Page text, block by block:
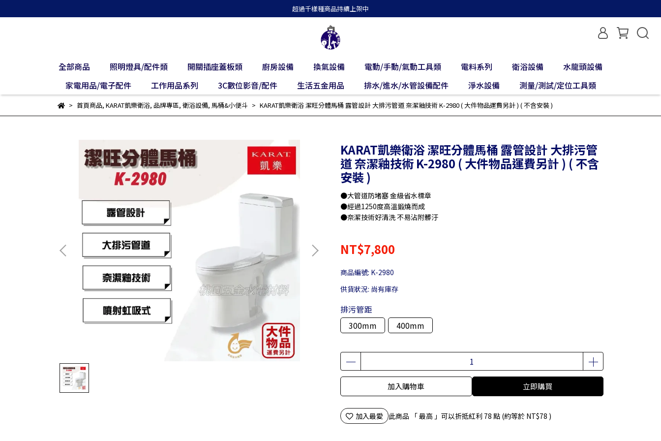
超過千樣種商品持續上架中
全部商品 照明燈具/配件類 開關插座蓋板類 廚房設備 換氣設備 電動/手動/氣動工具類 電料系列 衛浴設備
水龍頭設備
家電用品/電子配件
工作用品系列 3C數位影音/配件 生活五金用品 排水/進水/水管設備配件 淨水設備 測量/測試/定位工具類
首頁商品, KARAT凱樂衛浴, 品牌專區, 衛浴設備, 馬桶&小便斗 KARAT凱樂衛浴 潔旺分體馬桶 露管設計 大排污管道 奈潔釉技術 K-2980 ( 大件物品運費另計 ) ( 不含安裝 )
KARAT凱樂衛浴 潔旺分體馬桶 露管設計 大排污管
道 奈潔釉技術 K-2980 ( 大件物品運費另計 ) ( 不含
安裝 )
●大管道防堵塞 金級省水標章
●經過1250度高溫鍛燒而成
●奈潔技術好清洗 不易沾附髒汙
NT$7,800
商品編號: K-2980
供貨狀況: 尚有庫存
排污管距
300mm
400mm
加入購物車 立即購買
加入最愛 此商品 「 最高 」可以折抵紅利 78 點 (約等於 NT$78 )